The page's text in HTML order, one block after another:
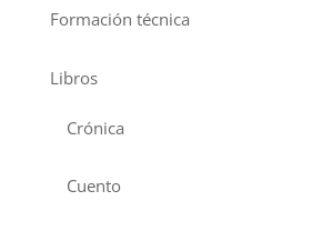
Formación técnica
Libros
Crónica
Cuento